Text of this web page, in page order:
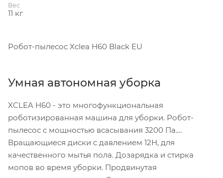
Вес
11 кг
Робот-пылесос Xclea H60 Black EU
Умная автономная уборка
XCLEA H60 - это многофункциональная
роботизированная машина для уборки. Робот-
пылесос с мощностью всасывания 3200 Па.
Вращающиеся диски с давлением 12Н, для
качественного мытья пола. Дозарядка и стирка
мопов во время уборки. Продвинутая